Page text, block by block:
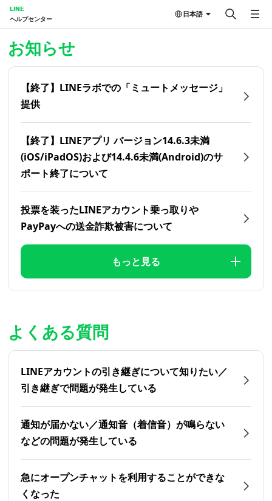
LINE
ヘルプセンター
日本語
お知らせ
【終了】LINEラボでの「ミュートメッセージ」
提供
【終了】LINEアプリ バージョン14.6.3未満
(iOS/iPadOS)および14.4.6未満(Android)のサ
ポート終了について
投票を装ったLINEアカウント乗っ取りや
PayPayへの送金詐欺被害について
もっと見る
よくある質問
LINEアカウントの引き継ぎについて知りたい／
引き継ぎで問題が発生している
通知が届かない／通知音（着信音）が鳴らない
などの問題が発生している
急にオープンチャットを利用することができな
くなった